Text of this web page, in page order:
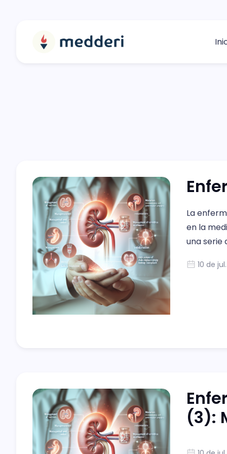
La
en la
una serie
la ERC,
10 de
(3):